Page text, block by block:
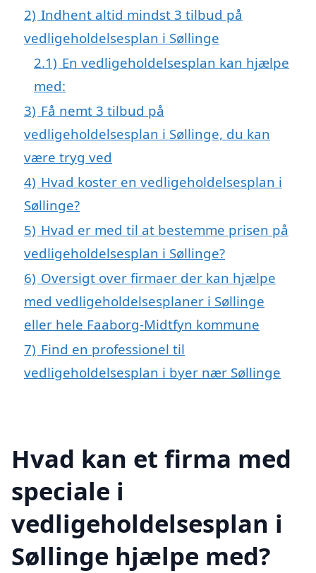
2) Indhent altid mindst 3 tilbud på
vedligeholdelsesplan i Søllinge
2.1) En vedligeholdelsesplan kan hjælpe
med:
3) Få nemt 3 tilbud på
vedligeholdelsesplan i Søllinge, du kan
være tryg ved
4) Hvad koster en vedligeholdelsesplan i
Søllinge?
5) Hvad er med til at bestemme prisen på
vedligeholdelsesplan i Søllinge?
6) Oversigt over firmaer der kan hjælpe
med vedligeholdelsesplaner i Søllinge
eller hele Faaborg-Midtfyn kommune
7) Find en professionel til
vedligeholdelsesplan i byer nær Søllinge
Hvad kan et firma med
speciale i
vedligeholdelsesplan i
Søllinge hjælpe med?